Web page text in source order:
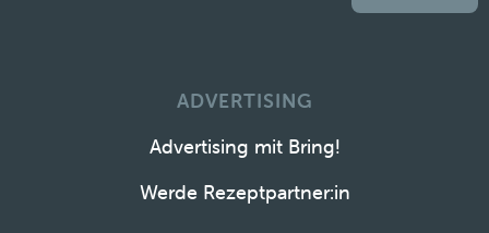
ADVERTISING
Advertising mit Bring!
Werde Rezeptpartner:in